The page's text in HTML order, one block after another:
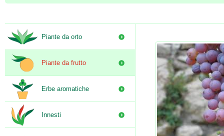
Piante da orto
Piante da frutto
Erbe aromatiche
Innesti